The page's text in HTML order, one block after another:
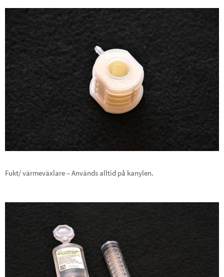
Fukt/ värmeväxlare – Används alltid på kanylen.